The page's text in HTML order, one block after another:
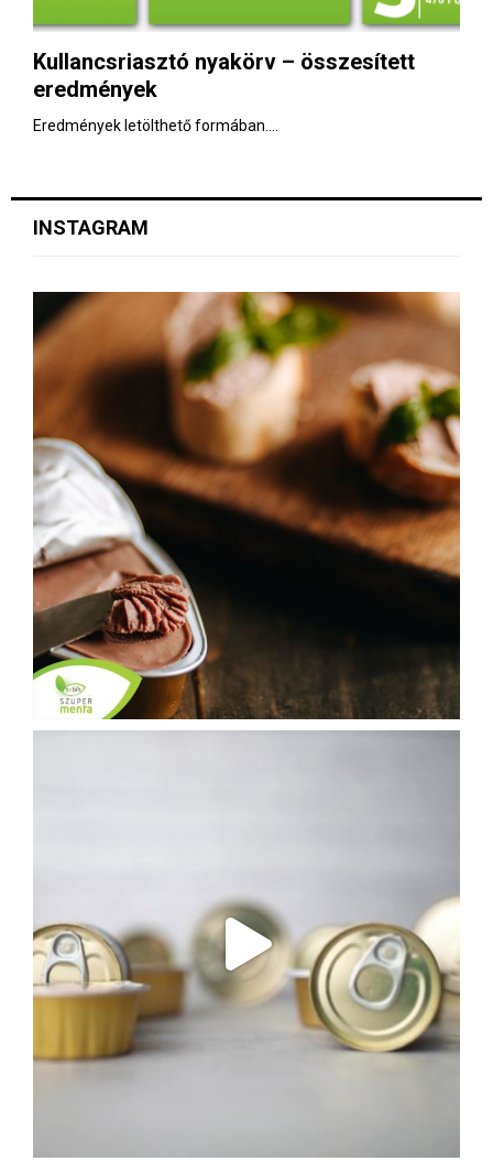
Kullancsriasztó nyakörv – összesített
eredmények
Eredmények letölthető formában....
INSTAGRAM